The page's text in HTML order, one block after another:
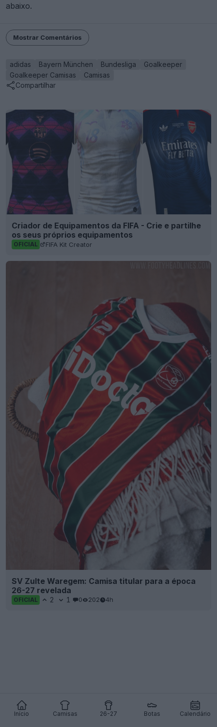
Início Camisas 26-27 Botas Calendário
abaixo.
Mostrar Comentários
adidas Bayern München Bundesliga
Goalkeeper
Goalkeeper Camisas
Camisas
Compartilhar
Criador de Equipamentos da FIFA - Crie e partilhe
os seus próprios equipamentos
OFICIAL FIFA Kit Creator
SV Zulte Waregem: Camisa titular para a época
26-27 revelada
OFICIAL 2 1 0 202 4h